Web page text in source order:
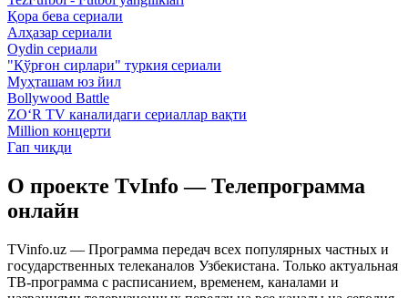
Қора бева сериали
Алҳазар сериали
Oydin сериали
"Қўрғон сирлари" туркия сериали
Муҳташам юз йил
Bollywood Battle
ZO‘R TV каналидаги сериаллар вақти
Million концерти
Гап чиқди
О проекте TvInfo — Телепрограмма
онлайн
TVinfo.uz — Программа передач всех популярных частных и
государственных телеканалов Узбекистана. Только актуальная
ТВ-программа с расписанием, временем, каналами и